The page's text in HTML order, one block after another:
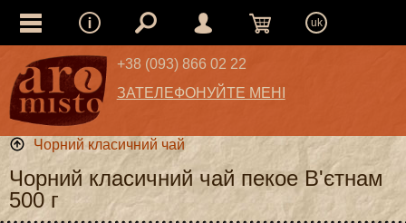
uk
+38 (093) 866 02 22
ЗАТЕЛЕФОНУЙТЕ МЕНІ
Чорний класичний чай
Чорний класичний чай пекое В'єтнам
500 г